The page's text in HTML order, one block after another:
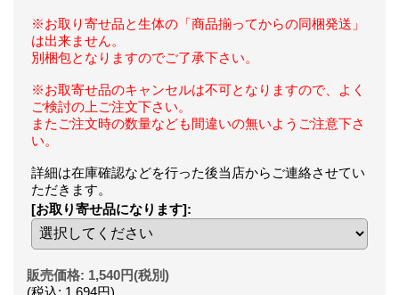
※お取り寄せ品と生体の「商品揃ってからの同梱発送」
は出来ません。
別梱包となりますのでご了承下さい。
※お取寄せ品のキャンセルは不可となりますので、よく
ご検討の上ご注文下さい。
またご注文時の数量なども間違いの無いようご注意下さ
い。
詳細は在庫確認などを行った後当店からご連絡させてい
ただきます。
[お取り寄せ品になります]:
販売価格: 1,540円(税別)
(税込: 1,694円)